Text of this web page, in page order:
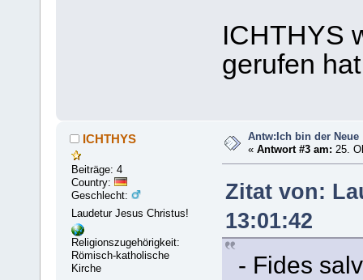
ICHTHYS
gerufen
ICHTHYS
Beiträge: 4
Country:
Geschlecht:
Laudetur Jesus Christus!
Religionszugehörigkeit:
Römisch-katholische
Kirche
Antw:Ich bin der Neue
«Antwort #3 am: 25.
Zitat von:
13:01:42
- Fides